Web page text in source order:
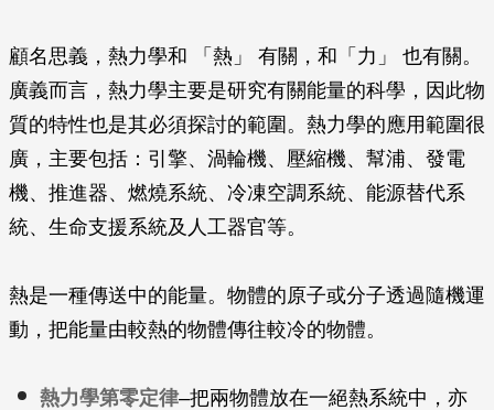
顧名思義，熱力學和 「熱」 有關，和「力」 也有關。
廣義而言，熱力學主要是研究有關能量的科學，因此物
質的特性也是其必須探討的範圍。熱力學的應用範圍很
廣，主要包括：引擎、渦輪機、壓縮機、幫浦、發電
機、推進器、燃燒系統、冷凍空調系統、能源替代系
統、生命支援系統及人工器官等。
熱是一種傳送中的能量。物體的原子或分子透過隨機運
動，把能量由較熱的物體傳往較冷的物體。
熱力學第零定律–把兩物體放在一絕熱系統中，亦